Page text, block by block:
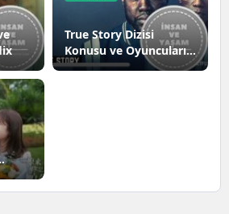
True Story Dizisi
Konusu ve Oyuncuları |
Netflix